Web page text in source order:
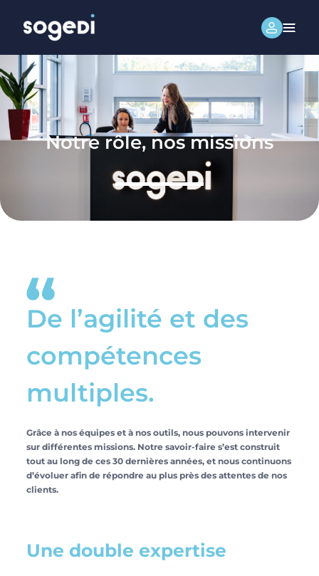
Notre rôle, nos missions
De l’agilité et des
compétences
multiples.
Grâce à nos équipes et à nos outils, nous pouvons intervenir
sur différentes missions. Notre savoir-faire s’est construit
tout au long de ces 30 dernières années, et nous continuons
d’évoluer afin de répondre au plus près des attentes de nos
clients.
Une double expertise